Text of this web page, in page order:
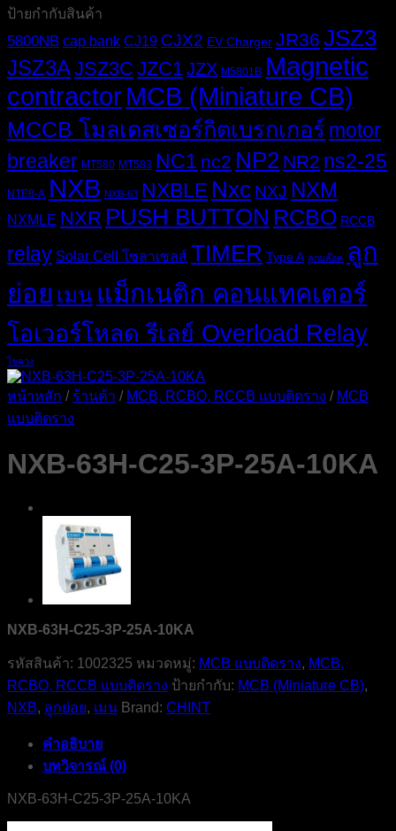
ป้ายกำกับสินค้า
5800NB cap bank CJ19 CJX2 EV Charger JR36 JSZ3
JSZ3AJSZ3C JZC1JZX M5801B Magnetic
contractorMCB (Miniature CB)
MCCB โมลเดสเซอร์กิตเบรกเกอร์ motor
breaker MT580 MT583 NC1 nc2 NP2 NR2 ns2-25
NTE8-A NXB NXB-63 NXBLE Nxc NXJ NXM
NXMLE NXR PUSH BUTTON RCBO RCCB
relay Solar Cell โซลาเซลส์ TIMER Type A ลูกบล๊อค ลูก
ย่อย เมน แม็กเนติก คอนแทคเตอร์
โอเวอร์โหลด รีเลย์ Overload Relay
ไขควง
หน้าหลัก / ร้านค้า / MCB, RCBO, RCCB แบบติดราง / MCB
แบบติดราง
NXB-63H-C25-3P-25A-10KA
NXB-63H-C25-3P-25A-10KA
รหัสสินค้า: 1002325 หมวดหมู่: MCB แบบติดราง, MCB,
RCBO, RCCB แบบติดราง ป้ายกำกับ: MCB (Miniature CB),
NXB, ลูกย่อย, เมน Brand: CHINT
คำอธิบาย
บทวิจารณ์ (0)
NXB-63H-C25-3P-25A-10KA